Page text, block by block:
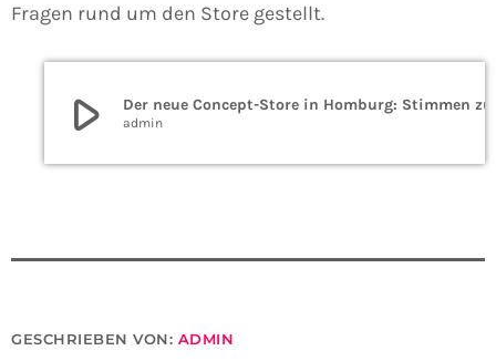
Fragen rund um den Store gestellt.
play_arrow admin
GESCHRIEBEN VON: ADMIN